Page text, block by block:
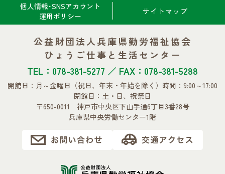
個人情報･SNSアカウント
運用ポリシー
サイトマップ
公益財団法人兵庫県勤労福祉協会
ひょうご仕事と生活センター
TEL：078-381-5277 ／ FAX：078-381-5288
開館日：月～金曜日 （祝日、年末・年始を除く） 時間：9:00～17:00
閉館日：土・日、祝祭日
〒650-0011 神戸市中央区下山手通6丁目3番28号
兵庫県中央労働センター1階